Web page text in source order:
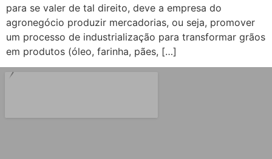
para se valer de tal direito, deve a empresa do
agronegócio produzir mercadorias, ou seja, promover
um processo de industrialização para transformar grãos
em produtos (óleo, farinha, pães, […]